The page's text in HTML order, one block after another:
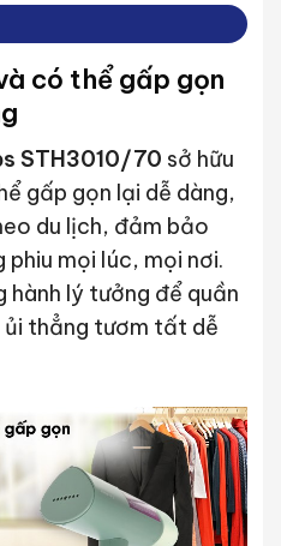
có thể gấp gọn
STH3010/70 sở hữu
gấp gọn lại dễ dàng,
du lịch, đảm bảo
mọi lúc, mọi nơi.
lý tưởng để quần
thẳng tươm tất dễ